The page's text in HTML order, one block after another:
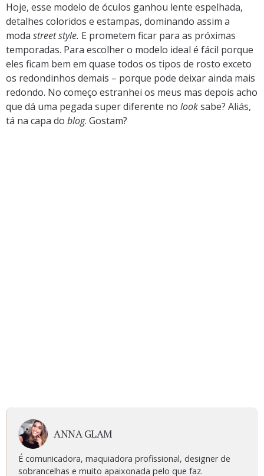
Hoje, esse modelo de óculos ganhou lente espelhada,
detalhes coloridos e estampas, dominando assim a
moda street style. E prometem ficar para as próximas
temporadas. Para escolher o modelo ideal é fácil porque
eles ficam bem em quase todos os tipos de rosto exceto
os redondinhos demais – porque pode deixar ainda mais
redondo. No começo estranhei os meus mas depois acho
que dá uma pegada super diferente no looksabe? Aliás,
tá na capa do blog. Gostam?
ANNA GLAM
É comunicadora, maquiadora profissional, designer de
sobrancelhas e muito apaixonada pelo que faz.